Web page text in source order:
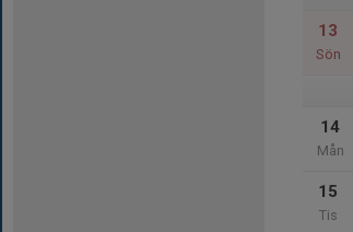
13
Sön
14
Mån
15
Tis